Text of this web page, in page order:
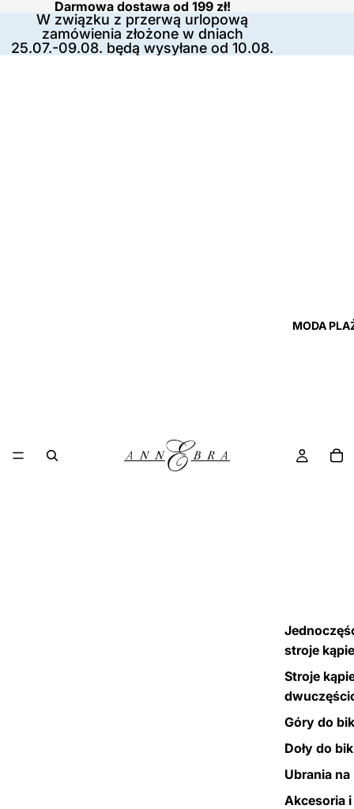
Darmowa dostawa od 199 zł!
W związku z przerwą urlopową
zamówienia złożone w dniach
25.07.-09.08. będą wysyłane od 10.08.
MODA
stroje
Stroje
Góry do
Doły do
Ubrania na
Akcesoria i